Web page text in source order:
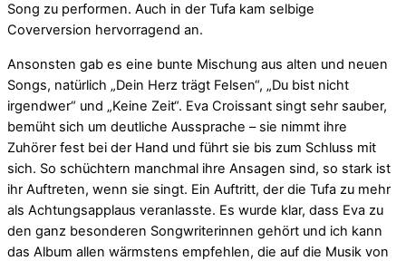
Song zu performen. Auch in der Tufa kam selbige
Coverversion hervorragend an.
Ansonsten gab es eine bunte Mischung aus alten und neuen
Songs, natürlich „Dein Herz trägt Felsen“, „Du bist nicht
irgendwer“ und „Keine Zeit“. Eva Croissant singt sehr sauber,
bemüht sich um deutliche Aussprache – sie nimmt ihre
Zuhörer fest bei der Hand und führt sie bis zum Schluss mit
sich. So schüchtern manchmal ihre Ansagen sind, so stark ist
ihr Auftreten, wenn sie singt. Ein Auftritt, der die Tufa zu mehr
als Achtungsapplaus veranlasste. Es wurde klar, dass Eva zu
den ganz besonderen Songwriterinnen gehört und ich kann
das Album allen wärmstens empfehlen, die auf die Musik von